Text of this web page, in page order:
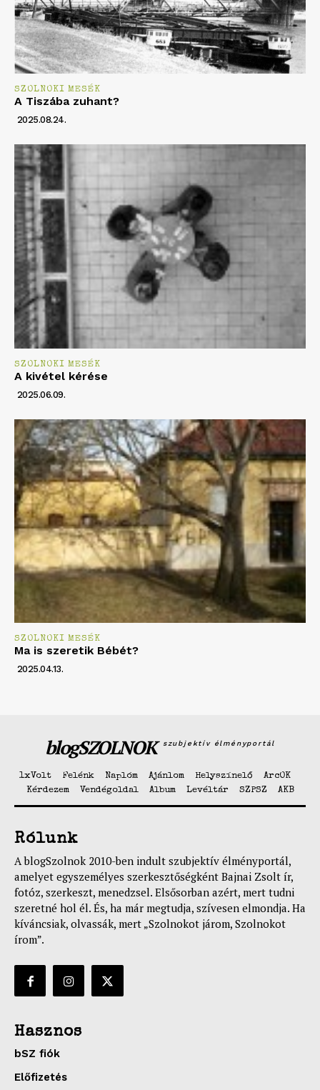
SZOLNOKI MESÉK
A Tiszába zuhant?
2025.08.24.
SZOLNOKI MESÉK
A kivétel kérése
2025.06.09.
SZOLNOKI MESÉK
Ma is szeretik Bébét?
2025.04.13.
blogSZOLNOK szubjektív élményportál
1xVolt Felénk Naplóm Ajánlom Helyszínelő
ArcOK
Kérdezem
Vendégoldal Album Levéltár SZPSZ AKB
Rólunk
A blogSzolnok 2010-ben indult szubjektív élményportál,
amelyet egyszemélyes szerkesztőségként Bajnai Zsolt ír,
fotóz, szerkeszt, menedzsel. Elsősorban azért, mert tudni
szeretné hol él. És, ha már megtudja, szívesen elmondja. Ha
kíváncsiak, olvassák, mert „Szolnokot járom, Szolnokot
írom”.
Hasznos
bSZ fiók
Előfizetés